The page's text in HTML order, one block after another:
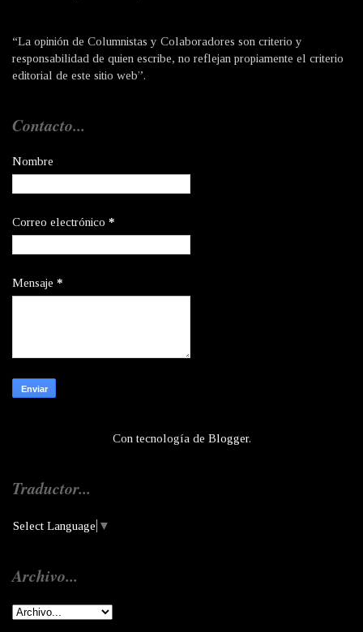
“La opinión de Columnistas y Colaboradores son criterio y
responsabilidad de quien escribe, no reflejan propiamente el criterio
editorial de este sitio web”.
Contacto...
Nombre
Correo electrónico *
Mensaje *
Con tecnología de Blogger.
Traductor...
Select Language ▼
Archivo...